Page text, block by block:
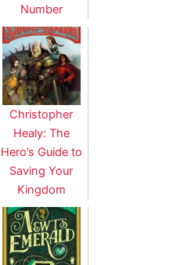
Number
Christopher
Healy: The
Hero’s Guide to
Saving Your
Kingdom